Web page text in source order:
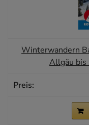
Winterwandern
Allgäu bis